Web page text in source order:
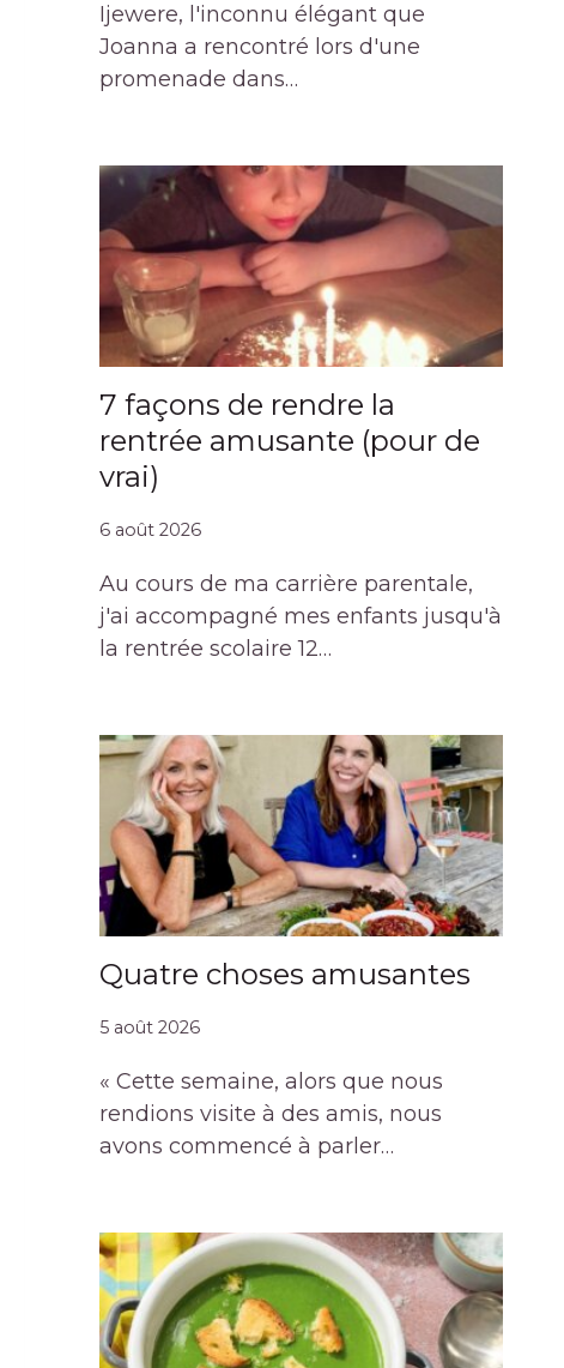
Ijewere, l'inconnu élégant que
Joanna a rencontré lors d'une
promenade dans…
7 façons de rendre la
rentrée amusante (pour de
vrai)
6 août 2026
Au cours de ma carrière parentale,
j'ai accompagné mes enfants jusqu'à
la rentrée scolaire 12…
Quatre choses amusantes
5 août 2026
« Cette semaine, alors que nous
rendions visite à des amis, nous
avons commencé à parler…